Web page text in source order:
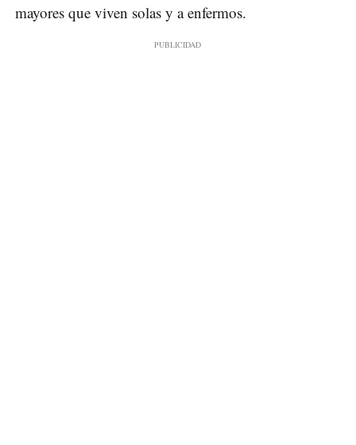
mayores que viven solas y a enfermos.